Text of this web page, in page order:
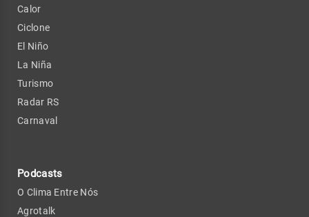
Calor
Ciclone
El Niño
La Niña
Turismo
Radar RS
Carnaval
Podcasts
O Clima Entre Nós
Agrotalk